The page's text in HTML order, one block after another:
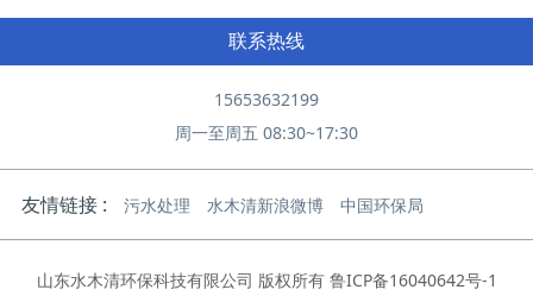
联系热线
15653632199
周一至周五 08:30~17:30
友情链接 : 污水处理 水木清新浪微博 中国环保局
山东水木清环保科技有限公司 版权所有 鲁ICP备16040642号-1